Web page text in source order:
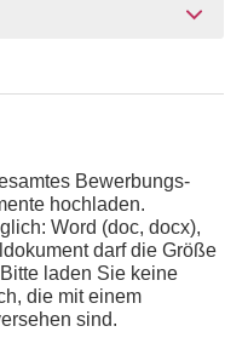
Bewerbungs-
hochladen.
Word (doc, docx),
darf die Größe
laden Sie keine
die mit einem
sind.